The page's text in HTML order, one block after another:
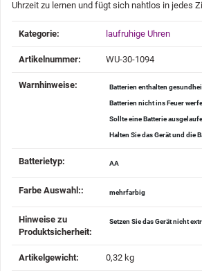
Uhrzeit zu lernen und fügt sich nahtlos in jedes
Produkteigenschaft
Wert
Kategorie: laufruhige Uhren
Artikelnummer: WU-30-1094
Warnhinweise‍: Batterien enthalten
Batterien nicht ins Feuer
Sollte eine Batterie
Halten Sie das Gerät und die
Batterietyp‍: AA
Farbe Auswahl:‍: mehrfarbig
Hinweise zu
Produktsicherheit‍:
Setzen Sie das Gerät nicht
Artikelgewicht‍: 0,32 kg